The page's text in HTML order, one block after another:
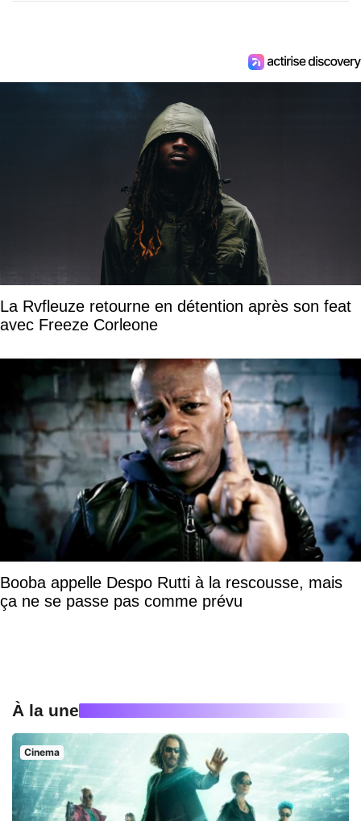
La Rvfleuze retourne en détention après son feat
avec Freeze Corleone
Booba appelle Despo Rutti à la rescousse, mais
ça ne se passe pas comme prévu
À la une
Cinema